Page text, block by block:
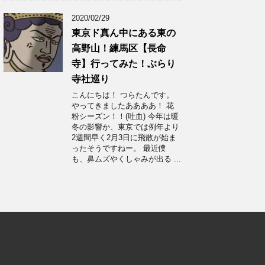
2020/02/29
東京ド真ん中にある東の
高野山！練馬区【長命
寺】行ってみた！ぶらり
寺社巡り
こんにちは！ つらたんです。
やってきましたああああ！ 花
粉シーズン！！(吐血) 今年は暖
冬の影響か、東京では例年より
2週間早く2月3日に飛散が始ま
ったそうですねー。 最近僕
も、鼻ムズやくしゃみが出る ...